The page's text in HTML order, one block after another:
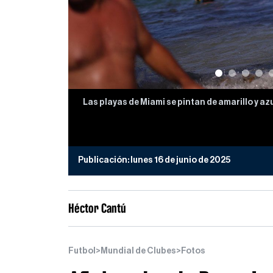
Las playas de Miami se pintan de amarillo y
Publicación: lunes 16 de junio de 2025
Héctor Cantú
Futbol > Mundial de Clubes> Fotos